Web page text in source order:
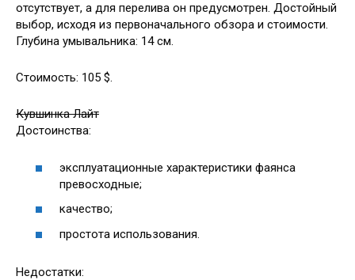
отсутствует, а для перелива он предусмотрен. Достойный
выбор, исходя из первоначального обзора и стоимости.
Глубина умывальника: 14 см.
Стоимость: 105 $.
Кувшинка Лайт
Достоинства:
эксплуатационные характеристики фаянса
превосходные;
качество;
простота использования.
Недостатки: